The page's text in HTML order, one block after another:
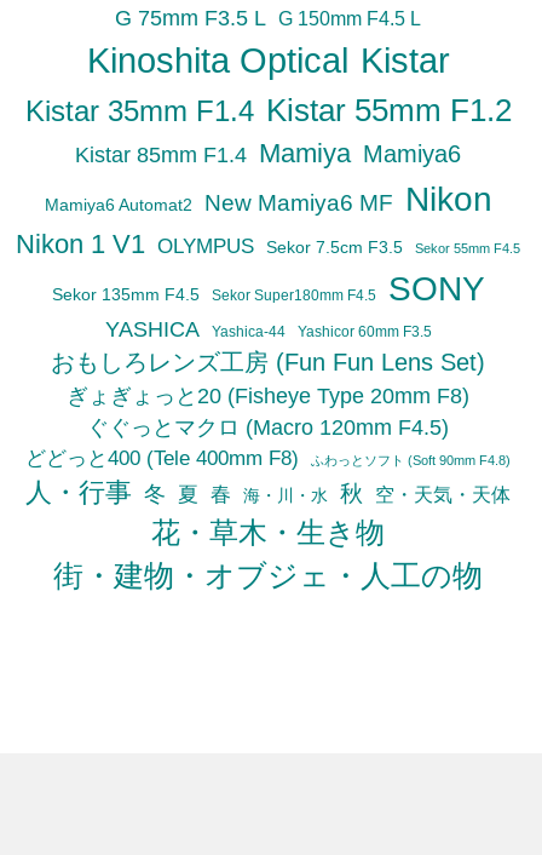
G 75mm F3.5 L G 150mm F4.5 L
Kinoshita Optical Kistar
Kistar 35mm F1.4 Kistar 55mm F1.2
Kistar 85mm F1.4 Mamiya Mamiya6
Mamiya6 Automat2 New Mamiya6 MF Nikon
Nikon 1 V1 OLYMPUS Sekor 7.5cm F3.5 Sekor 55mm F4.5
Sekor 135mm F4.5 Sekor Super180mm F4.5 SONY
YASHICA Yashica-44 Yashicor 60mm F3.5
おもしろレンズ工房 (Fun Fun Lens Set)
ぎょぎょっと20 (Fisheye Type 20mm F8)
ぐぐっとマクロ (Macro 120mm F4.5)
どどっと400 (Tele 400mm F8) ふわっとソフト (Soft 90mm F4.8)
人・行事 冬 夏 春 海・川・水 秋 空・天気・天体
花・草木・生き物
街・建物・オブジェ・人工の物